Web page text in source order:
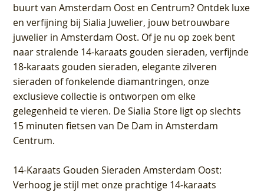
buurt van Amsterdam Oost en Centrum? Ontdek luxe
en verfijning bij Sialia Juwelier, jouw betrouwbare
juwelier in Amsterdam Oost. Of je nu op zoek bent
naar stralende 14-karaats gouden sieraden, verfijnde
18-karaats gouden sieraden, elegante zilveren
sieraden of fonkelende diamantringen, onze
exclusieve collectie is ontworpen om elke
gelegenheid te vieren. De Sialia Store ligt op slechts
15 minuten fietsen van De Dam in Amsterdam
Centrum.
14-Karaats Gouden Sieraden Amsterdam Oost:
Verhoog je stijl met onze prachtige 14-karaats